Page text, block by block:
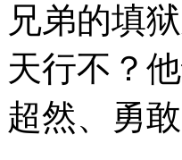
兄弟的填
天行不？
超然、勇